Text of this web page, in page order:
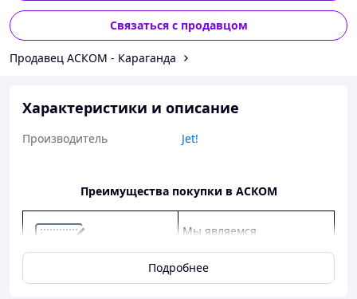
Связаться с продавцом
Продавец АСКОМ - Караганда
Характеристики и описание
Производитель Jet!
Преимущества покупки в АСКОМ
Мы являемся
КАМАЗ, ГАЗ, УАЗ.
Подробнее